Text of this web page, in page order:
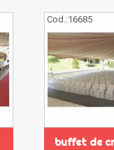
Cod.:16685
buffet de